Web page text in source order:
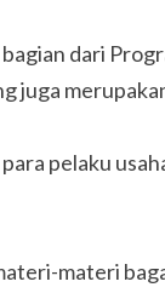
dari
juga
pelaku
materi